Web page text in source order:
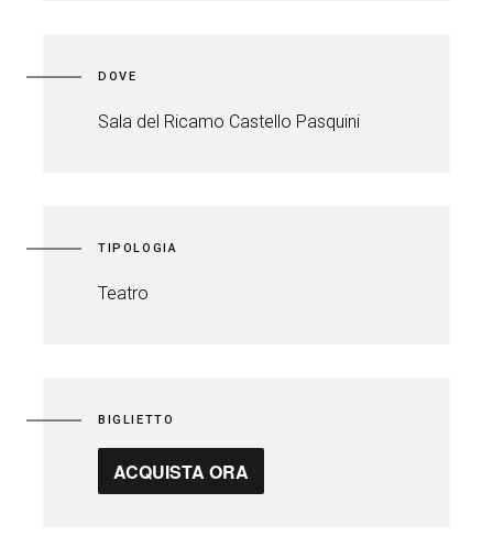
DOVE
Sala del Ricamo Castello Pasquini
TIPOLOGIA
Teatro
BIGLIETTO
ACQUISTA ORA